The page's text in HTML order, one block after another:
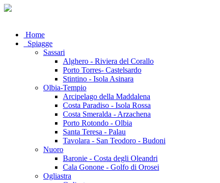
Home
Spiagge
Sassari
Alghero - Riviera del Corallo
Porto Torres- Castelsardo
Stintino - Isola Asinara
Olbia-Tempio
Arcipelago della Maddalena
Costa Paradiso - Isola Rossa
Costa Smeralda - Arzachena
Porto Rotondo - Olbia
Santa Teresa - Palau
Tavolara - San Teodoro - Budoni
Nuoro
Baronie - Costa degli Oleandri
Cala Gonone - Golfo di Orosei
Ogliastra